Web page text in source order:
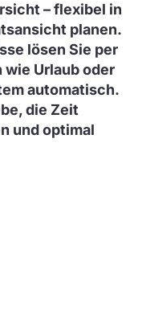
– flexibel in
planen.
lösen Sie per
wie Urlaub oder
automatisch.
die Zeit
und optimal